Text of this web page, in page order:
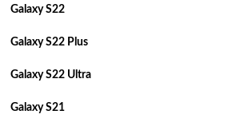
Galaxy S22
Galaxy S22 Plus
Galaxy S22 Ultra
Galaxy S21